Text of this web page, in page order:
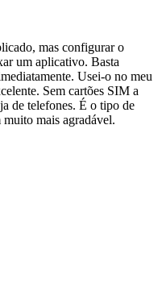
mas configurar o
um aplicativo. Basta
Usei-o no meu
Sem cartões SIM a
de telefones. É o tipo de
mais agradável.